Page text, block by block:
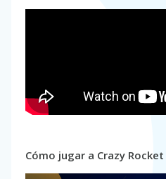
Cómo jugar a Crazy Rocket